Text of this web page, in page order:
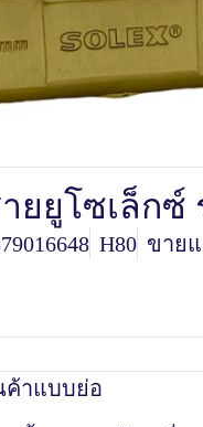
ยยูโซเล็กซ์
H80 ขาย
ค้าแบบย่อ